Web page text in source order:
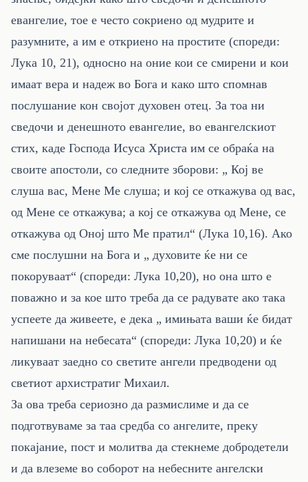
евангелие, тое е често сокриено од мудрите и
разумните, а им е откриено на простите (спореди:
Лука 10, 21), односно на оние кои се смирени и кои
имаат вера и надеж во Бога и како што спомнав
послушание кон својот духовен отец. За тоа ни
сведочи и денешното евангелие, во евангелскиот
стих, каде Господа Исуса Христа им се обраќа на
своите апостоли, со следните зборови: „ Кој ве
слуша вас, Мене Ме слуша; и кој се откажува од вас,
од Мене се откажува; а кој се откажува од Мене, се
откажува од Оној што Ме пратил“ (Лука 10,16). Ако
сме послушни на Бога и „ духовите ќе ни се
покоруваат“ (спореди: Лука 10,20), но она што е
поважно и за кое што треба да се радувате ако така
успеете да живеете, е дека „ имињата ваши ќе бидат
напишани на небесата“ (спореди: Лука 10,20) и ќе
ликуваат заедно со светите ангели предводени од
светиот архистратиг Михаил.
За ова треба сериозно да размислиме и да се
подготвуваме за таа средба со ангелите, преку
покајание, пост и молитва да стекнеме добродетели
и да влеземе во соборот на небесните ангелски